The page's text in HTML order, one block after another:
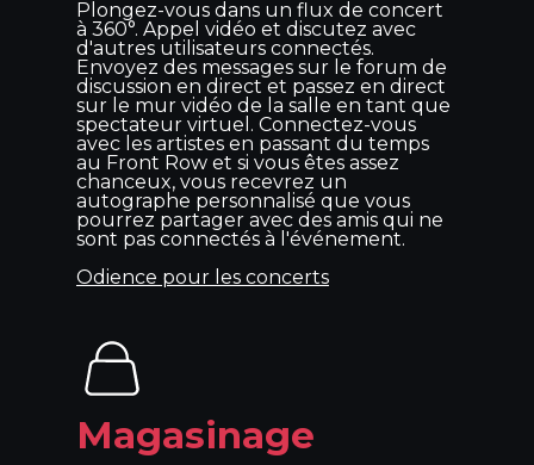
Plongez-vous dans un flux de concert
à 360°. Appel vidéo et discutez avec
d'autres utilisateurs connectés.
Envoyez des messages sur le forum de
discussion en direct et passez en direct
sur le mur vidéo de la salle en tant que
spectateur virtuel. Connectez-vous
avec les artistes en passant du temps
au Front Row et si vous êtes assez
chanceux, vous recevrez un
autographe personnalisé que vous
pourrez partager avec des amis qui ne
sont pas connectés à l'événement.
Odience pour les concerts
Magasinage